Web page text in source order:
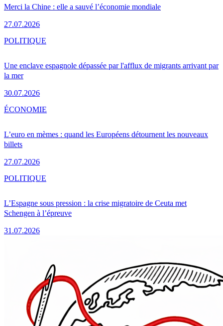
Merci la Chine : elle a sauvé l’économie mondiale
27.07.2026
Une enclave espagnole dépassée par l'afflux de migrants arrivant par
la mer
30.07.2026
POLITIQUE
L’euro en mèmes : quand les Européens détournent les nouveaux
billets
27.07.2026
ÉCONOMIE
L’Espagne sous pression : la crise migratoire de Ceuta met
Schengen à l’épreuve
31.07.2026
POLITIQUE